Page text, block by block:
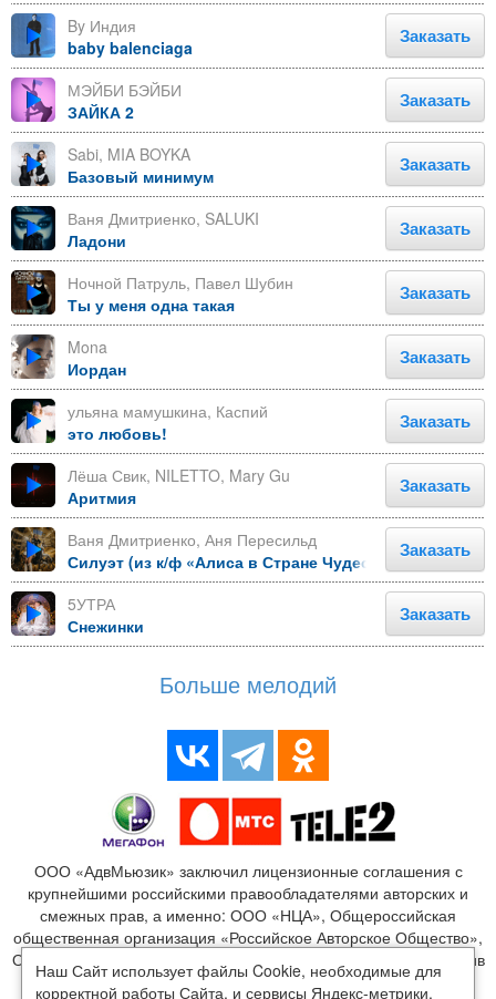
By Индия
baby balenciaga
Заказать
МЭЙБИ БЭЙБИ
ЗАЙКА 2
Заказать
Sabi, MIA BOYKA
Базовый минимум
Заказать
Ваня Дмитриенко, SALUKI
Ладони
Заказать
Ночной Патруль, Павел Шубин
Ты у меня одна такая
Заказать
Mona
Иордан
Заказать
ульяна мамушкина, Каспий
это любовь!
Заказать
Лёша Свик, NILETTO, Mary Gu
Аритмия
Заказать
Ваня Дмитриенко, Аня Пересильд
Силуэт (из к/ф «Алиса в Стране Чудес»)
Заказать
5УТРА
Снежинки
Заказать
Больше мелодий
ООО «АдвМьюзик» заключил лицензионные соглашения с
крупнейшими российскими правообладателями авторских и
смежных прав, а именно: ООО «НЦА», Общероссийская
общественная организация «Российское Авторское Общество»,
ООО «Издательство Монолит», ООО «ЛенГрад», ООО «Креатив
Медиа», ООО «Новый мир», ООО «Медиалайн», ООО
Наш Сайт использует файлы Cookie, необходимые для
корректной работы Сайта, и сервисы Яндекс-метрики,